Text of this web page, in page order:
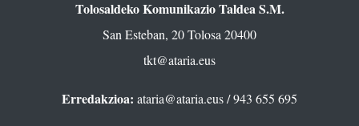
Tolosaldeko Komunikazio Taldea S.M.
San Esteban, 20 Tolosa 20400
tkt@ataria.eus
Erredakzioa: ataria@ataria.eus/ 943 655 695